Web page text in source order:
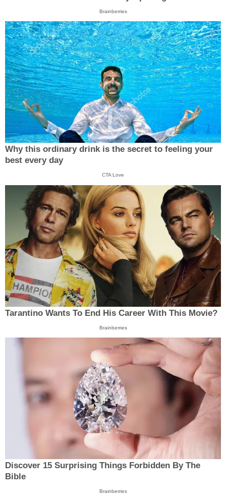
Brainberries
Why this ordinary drink is the secret to feeling your
best every day
CTA Love
Tarantino Wants To End His Career With This Movie?
Brainberries
Discover 15 Surprising Things Forbidden By The
Bible
Brainberries